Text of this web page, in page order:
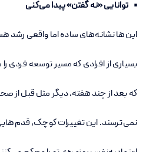
• توانایی «نه گفتن» پیدا می‌کنی
این‌ها نشانه‌های ساده اما واقعی رشد
بسیاری از افرادی که مسیر توسعه فردی
که بعد از چند هفته، دیگر مثل قبل از
نمی‌ترسند. این تغییرات کوچک،